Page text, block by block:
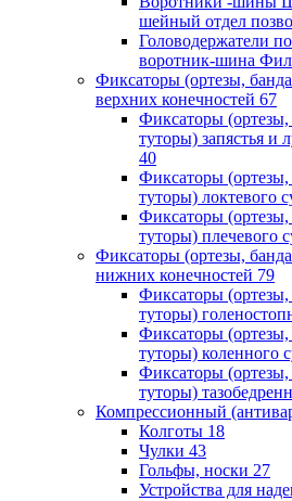
шейный отдел
Головодержатели
воротник-шина
Фиксаторы (ортезы,
верхних конечностей 67
Фиксаторы
туторы) запястья и
40
Фиксаторы
туторы) локтевого
Фиксаторы
туторы) плечевого
Фиксаторы (ортезы,
нижних конечностей 79
Фиксаторы
туторы)
Фиксаторы
туторы) коленного
Фиксаторы
туторы)
Компрессионный
Колготы 18
Чулки 43
Гольфы, носки 27
Устройства для